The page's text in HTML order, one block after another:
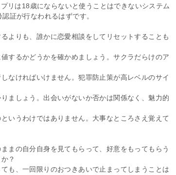
リは18歳にならないと使うことはできないシステム
証が行なわれるはずです。
よりも、誰かに恋愛相談をしてリセットすることも
するかどうかを確かめましょう。サクラだらけのア
なければいけません。犯罪防止策が高レベルのサイ
ましょう。出会いがないか否かは関係なく、魅力的
いうわけではありません。大事なところさえ覚えて
まの自分自身を見てもらって、好意をもってもらう
？
も、一回限りのおつきあいで止まってしまうことは